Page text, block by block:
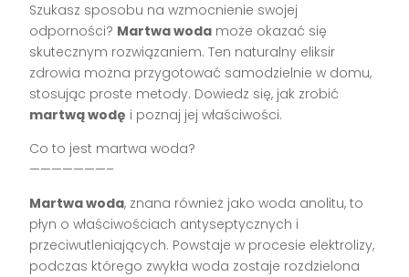
Szukasz sposobu na wzmocnienie swojej
odporności? Martwa woda może okazać się
skutecznym rozwiązaniem. Ten naturalny eliksir
zdrowia można przygotować samodzielnie w domu,
stosując proste metody. Dowiedz się, jak zrobić
martwą wodę i poznaj jej właściwości.
Co to jest martwa woda?
———————–
Martwa woda, znana również jako woda anolitu, to
płyn o właściwościach antyseptycznych i
przeciwutleniających. Powstaje w procesie elektrolizy,
podczas którego zwykła woda zostaje rozdzielona